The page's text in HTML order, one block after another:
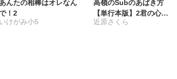
んたの相棒はオレなん
！2
いけがみ小5
高嶺のSubのあばき方
【単行本版】2君の心を
とかすコマンド【電子限
近原さくら